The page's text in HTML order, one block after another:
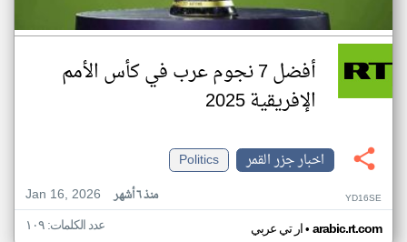
أفضل 7 نجوم عرب في كأس الأمم
الإفريقية 2025
اخبار جزر القمر
Politics
Jan 16, 2026
منذ ٦ أشهر YD16SE
ار تي عربي• arabic.rt.com عدد الكلمات: ١٠٩